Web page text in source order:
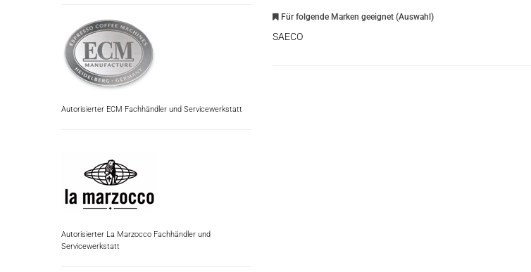
Autorisierter ECM Fachhändler und Servicewerkstatt
Autorisierter La Marzocco Fachhändler und
Servicewerkstatt
Für folgende Marken geeignet (Auswahl)
SAECO